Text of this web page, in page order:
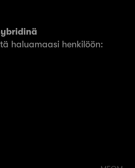
haluamaasi henkilöön: